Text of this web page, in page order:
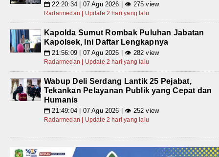
📅 22:20:34 | 07 Agu 2026 | 👁 275 view
Radarmedan | Update 2 hari yang lalu
Kapolda Sumut Rombak Puluhan Jabatan
Kapolsek, Ini Daftar Lengkapnya
📅 21:56:09 | 07 Agu 2026 | 👁 282 view
Radarmedan | Update 2 hari yang lalu
Wabup Deli Serdang Lantik 25 Pejabat,
Tekankan Pelayanan Publik yang Cepat dan
Humanis
📅 21:49:04 | 07 Agu 2026 | 👁 252 view
Radarmedan | Update 2 hari yang lalu